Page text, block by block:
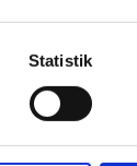
inden for
Statistik